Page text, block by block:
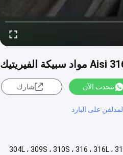
نتحدث الآن شارك
اسم المنتج أنابيب الفولاذ المقاوم للصدأ المعيار ASTM، EN، JIS، GB، DIN المواد 201، 202 ، 304 ، 304L ، 309S ، 310S ، 316 ، 316L ، 316Ti ، 317 ،